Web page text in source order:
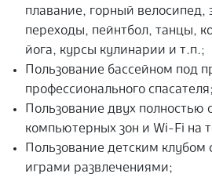
плавание, горный велосипед,
переходы, пейнтбол, танцы,
йога, курсы кулинарии и т.п.;
Пользование бассейном под
профессионального спасателя;
Пользование двух полностью
компьютерных зон и Wi-Fi на
Пользование детским
играми развлечениями;